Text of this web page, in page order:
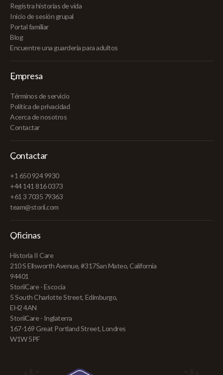
Registra historias de vida
Inicio de sesión grupal
Portal familiar
Blog
Encuentre una guardería para adultos
Empresa
Términos de servicio
Política de privacidad
Acerca de nosotros
Contactar
Contactar
+1 650 924 9930
+44 141 816 0373
+61 3 7035 79363
team@storii.com
Oficinas
Historia II Care
210 S Ellsworth Avenue, #317San Mateo, California
94401
StoriiCare - Escocia
5 South Charlotte Street, Edimburgo,
EH2 4AN
StoriiCare - Inglaterra
167-169 Great Portland Street, Londres
W1W 5PF